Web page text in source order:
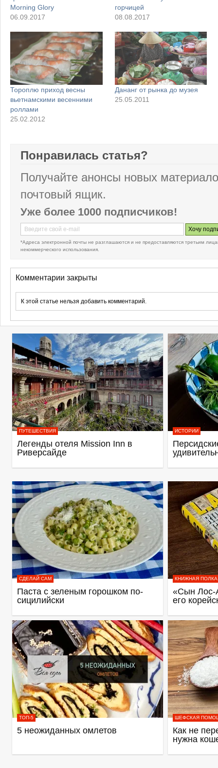
Morning Glory
06.09.2017
горчицей
08.08.2017
Тороплю приход весны
вьетнамскими весенними
роллами
25.02.2012
Дананг от рынка до музея
25.05.2011
Понравилась статья?
Получайте анонсы новых
почтовый ящик.
Уже более 1000 подписчиков!
*Адреса электронной почты не разглашаются и не предоставляются третьим
некоммерческого использования.
Комментарии закрыты
К этой статье нельзя добавить комментарий.
ПУТЕШЕСТВИЯ
Легенды отеля Mission Inn в
Риверсайде
ИСТОРИИ
СДЕЛАЙ САМ
Паста с зеленым горошком по-
сицилийски
КНИЖНАЯ ПОЛКА
«Сын Лос-
его
ТОП-5
5 неожиданных омлетов
ШЕФСКАЯ
Как не
нужна